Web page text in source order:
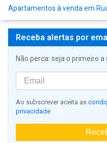
Apartamentos à venda em
Receba alertas por
Não perca: seja o primeiro
Ao subscrever aceita as
privacidade